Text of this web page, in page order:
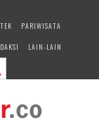
PARIWISATA
LAIN-LAIN